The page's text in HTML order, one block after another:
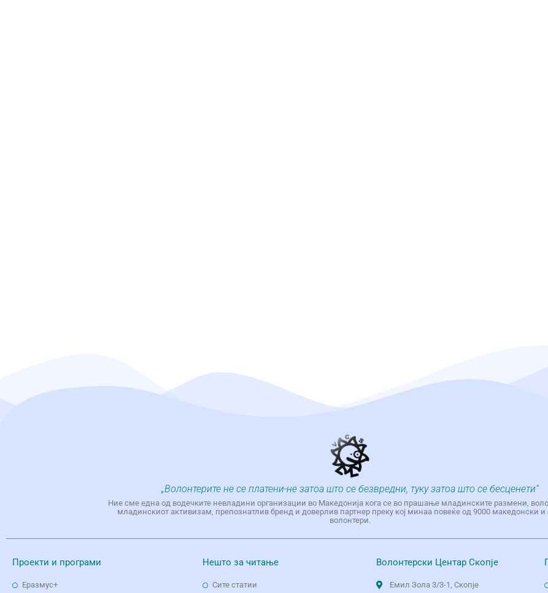
„Волонтерите не се платени-не затоа што се безвредни, туку затоа што се бесценети“
Ние сме една од водечките невладини организации во Македонија кога се во прашање младинските размени,
младинскиот активизам, препознатлив бренд и доверлив партнер преку кој минаа повеќе од 9000 македонски и
волонтери.
Проекти и програми
Еразмус+
Нешто за читање
Сите статии
Волонтерски Центар Скопје
Емил Зола 3/3-1, Скопје